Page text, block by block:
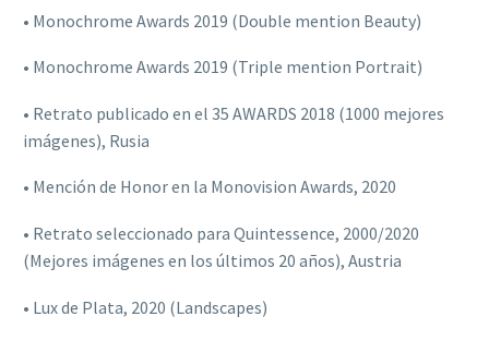
• Monochrome Awards 2019 (Double mention Beauty)
• Monochrome Awards 2019 (Triple mention Portrait)
• Retrato publicado en el 35 AWARDS 2018 (1000 mejores
imágenes), Rusia
• Mención de Honor en la Monovision Awards, 2020
• Retrato seleccionado para Quintessence, 2000/2020
(Mejores imágenes en los últimos 20 años), Austria
• Lux de Plata, 2020 (Landscapes)